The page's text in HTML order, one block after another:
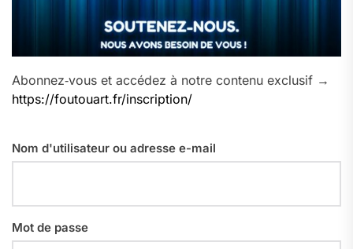
Abonnez‑vous et accédez à notre contenu exclusif →
https://foutouart.fr/inscription/
Nom d'utilisateur ou adresse e-mail
Mot de passe